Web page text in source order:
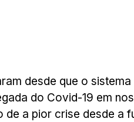
desde que o
do Covid-19 em
de a pior crise desde a